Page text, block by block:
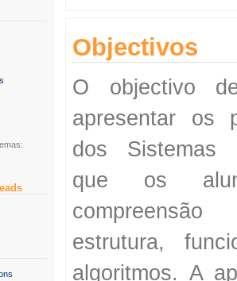
Objectivos
O objectivo
apresentar os
dos Sistemas
que os
estrutura,
algoritmos. A